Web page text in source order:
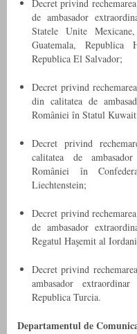
Decret privind
de ambasador
Statele Unite
Guatemala, Republica
Republica El Salvador;
Decret privind
din calitatea de
României în Statul
Decret privind
calitatea de
României în
Liechtenstein;
Decret privind
de ambasador
Regatul Haşemit al
Decret privind
ambasador
Republica Turcia.
Departamentul de